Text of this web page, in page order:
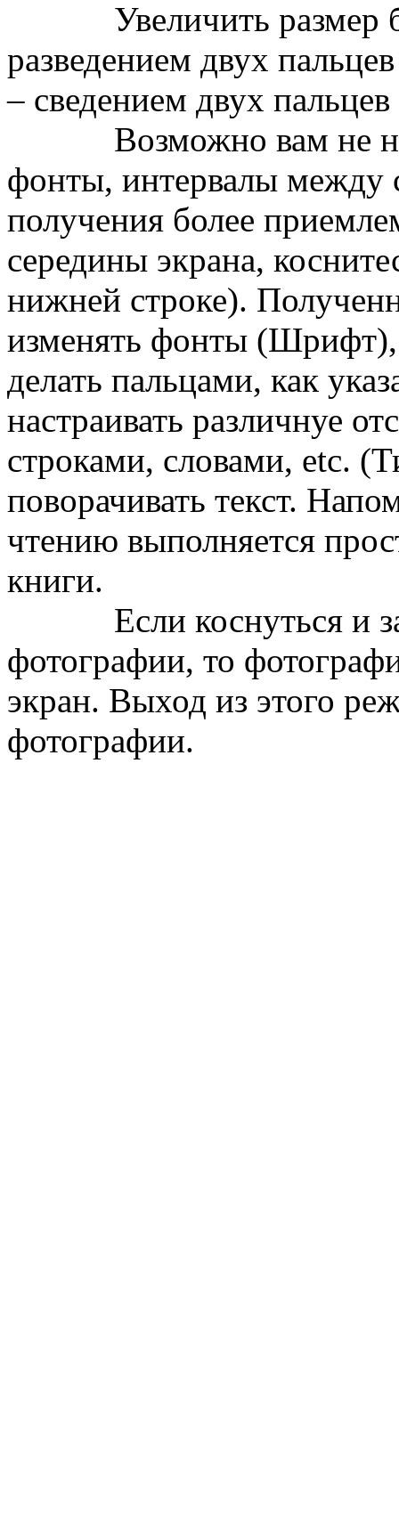
Увеличить размер
разведением двух
– сведением двух пальцев
Возможно вам не
фонты, интервалы между
получения более
середины экрана,
нижней строке).
изменять фонты
делать пальцами, как
настраивать различнуе
строками, словами, etc.
поворачивать текст.
чтению выполняется
книги.
Если коснуться и
фотографии, то
экран. Выход из этого
фотографии.